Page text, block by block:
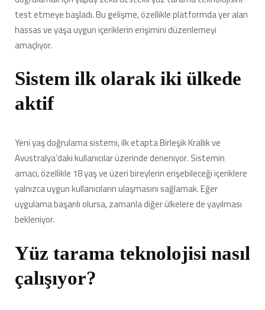
test etmeye başladı. Bu gelişme, özellikle platformda yer alan
hassas ve yaşa uygun içeriklerin erişimini düzenlemeyi
amaçlıyor.
Sistem ilk olarak iki ülkede
aktif
Yeni yaş doğrulama sistemi, ilk etapta Birleşik Krallık ve
Avustralya’daki kullanıcılar üzerinde deneniyor. Sistemin
amacı, özellikle 18 yaş ve üzeri bireylerin erişebileceği içeriklere
yalnızca uygun kullanıcıların ulaşmasını sağlamak. Eğer
uygulama başarılı olursa, zamanla diğer ülkelere de yayılması
bekleniyor.
Yüz tarama teknolojisi nasıl
çalışıyor?